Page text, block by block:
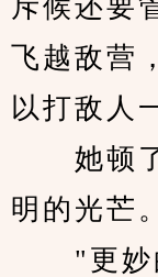
斥候还要
飞越敌营
以打敌人
她顿了
明的光芒。
"更妙的